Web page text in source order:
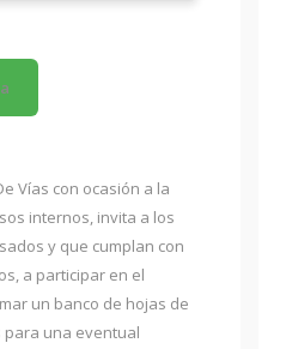
Vías con ocasión a la
internos, invita a los
y que cumplan con
a participar en el
un banco de hojas de
una eventual